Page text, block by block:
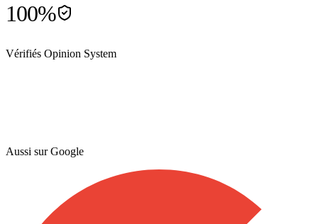
100%
Vérifiés Opinion System
Aussi sur Google